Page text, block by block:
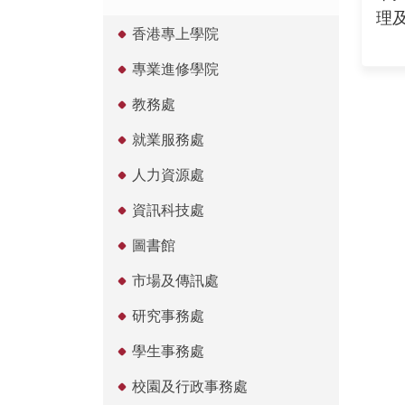
香港專上學院
專業進修學院
教務處
就業服務處
人力資源處
資訊科技處
圖書館
市場及傳訊處
研究事務處
學生事務處
校園及行政事務處
理